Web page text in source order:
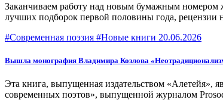
Заканчиваем работу над новым бумажным номером
лучших подборок первой половины года, рецензии
#Современная поэзия #Новые книги 20.06.2026
Вышла монография Владимира Козлова
Эта книга, выпущенная издательством «Алетейя»,
современных поэтов», выпущенной журналом